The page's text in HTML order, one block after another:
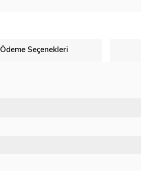
Ödeme Seçenekleri